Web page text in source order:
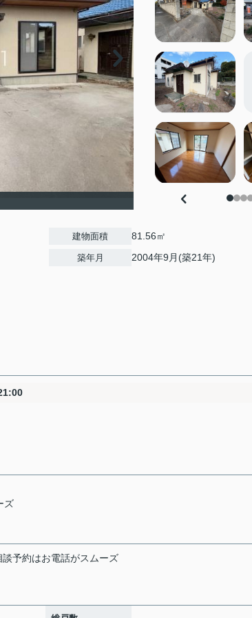
建物面積 81.56㎡
築年月 2004年9月(築21年)
ズ
談予約はお電話がスムーズ